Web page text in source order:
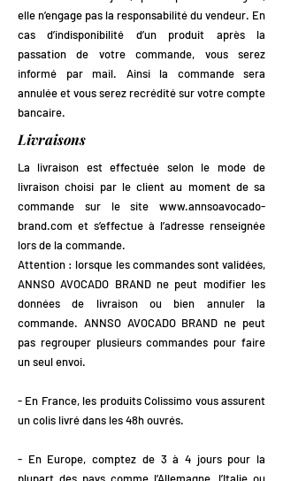
elle n’engage pas la responsabilité du vendeur. En
cas d’indisponibilité d’un produit après la
passation de votre commande, vous serez
informé par mail. Ainsi la commande sera
annulée et vous serez recrédité sur votre compte
bancaire.
Livraisons
La livraison est effectuée selon le mode de
livraison choisi par le client au moment de sa
commande sur le site www.annsoavocado-
brand.com et s’effectue à l’adresse renseignée
lors de la commande.
Attention : lorsque les commandes sont validées,
ANNSO AVOCADO BRAND ne peut modifier les
données de livraison ou bien annuler la
commande. ANNSO AVOCADO BRAND ne peut
pas regrouper plusieurs commandes pour faire
un seul envoi.
- En France, les produits Colissimo vous assurent
un colis livré dans les 48h ouvrés.
- En Europe, comptez de 3 à 4 jours pour la